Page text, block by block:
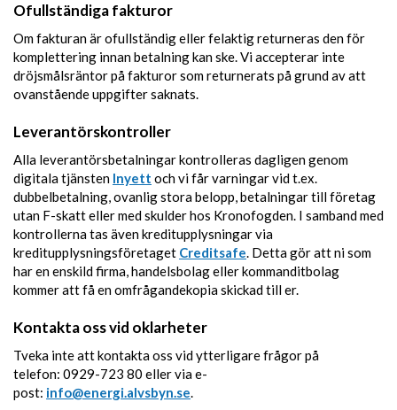
Ofullständiga fakturor
Om fakturan är ofullständig eller felaktig returneras den för
komplettering innan betalning kan ske. Vi accepterar inte
dröjsmålsräntor på fakturor som returnerats på grund av att
ovanstående uppgifter saknats.
Leverantörskontroller
Alla leverantörsbetalningar kontrolleras dagligen genom
digitala tjänsten Inyett och vi får varningar vid t.ex.
dubbelbetalning, ovanlig stora belopp, betalningar till företag
utan F-skatt eller med skulder hos Kronofogden. I samband med
kontrollerna tas även kreditupplysningar via
kreditupplysningsföretaget Creditsafe. Detta gör att ni som
har en enskild firma, handelsbolag eller kommanditbolag
kommer att få en omfrågandekopia skickad till er.
Kontakta oss vid oklarheter
Tveka inte att kontakta oss vid ytterligare frågor på
telefon: 0929-723 80 eller via e-
post: info@energi.alvsbyn.se.